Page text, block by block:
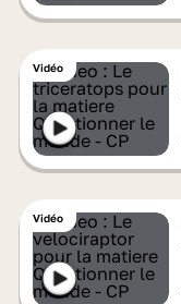
Vidéo
Vidéo